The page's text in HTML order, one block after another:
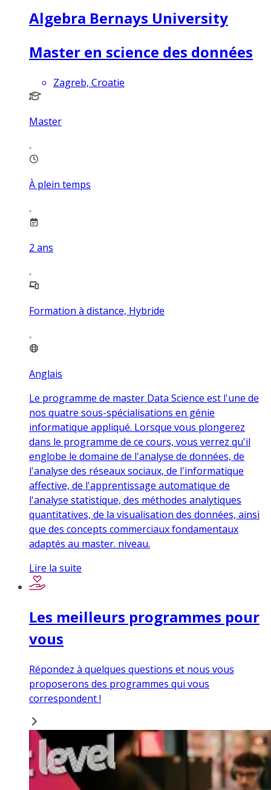
Algebra Bernays University
Master en science des données
Zagreb, Croatie
Master
À plein temps
2 ans
Formation à distance, Hybride
Anglais
Le programme de master Data Science est l'une de
nos quatre sous-spécialisations en génie
informatique appliqué. Lorsque vous plongerez
dans le programme de ce cours, vous verrez qu'il
englobe le domaine de l'analyse de données, de
l'analyse des réseaux sociaux, de l'informatique
affective, de l'apprentissage automatique de
l'analyse statistique, des méthodes analytiques
quantitatives, de la visualisation des données, ainsi
que des concepts commerciaux fondamentaux
adaptés au master. niveau.
Lire la suite
Les meilleurs programmes pour
vous
Répondez à quelques questions et nous vous
proposerons des programmes qui vous
correspondent !